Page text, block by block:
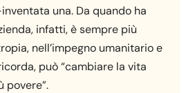
una. Da quando ha
infatti, è sempre più
nell’impegno umanitario e
può “cambiare la vita
povere”.